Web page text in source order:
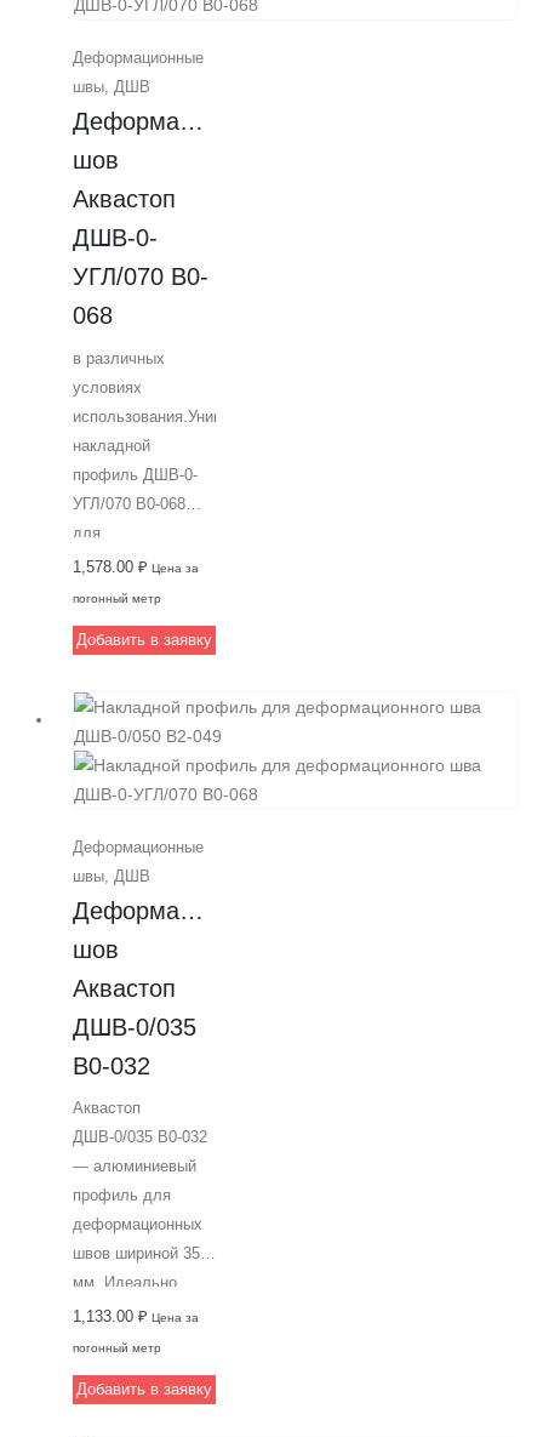
надежность и
установки.
Идеальное
решение для
обеспечения
соединения между
горизонтальными и
вертикальными
финишное
покрытие. Высокое
качество и
долговечность
гарантированы.
Применяется для
различных типов
площадок,
тротуаров и
Деформационные
швы, ДШВ
Деформационный
шов
Аквастоп
ДШВ-0-
УГЛ/070 В0-
068
в различных
условиях
использования.Уникальный
накладной
профиль ДШВ-0-
УГЛ/070 В0-068
для
деформационных
швов от компании
обеспечивает
до 14 мм и
рекомендуется
для использования
в местах средней
пешеходной
нагрузки. Он
прекрасно
мм и обеспечивает
устойчивость при
сжатии,
сдвиге. Идеальный
выбор для
профессиональной
установки
деформационных
швов в различных
условиях.
1,578.00 ₽ Цена за
погонный метр
Добавить в заявку
Деформационные
швы ДШВ
Деформационный
шов
Аквастоп
ДШВ-0/035
В0-032
Аквастоп
ДШВ-0/035 В0-032
— алюминиевый
профиль для
деформационных
швов шириной 35
мм. Идеально
подходит для
пешеходных зон с
интенсивностью
1,133.00 ₽ Цена за
погонный метр
Добавить в заявку